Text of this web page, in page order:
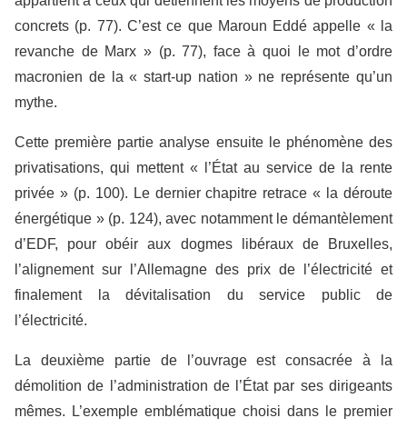
concrets (p. 77). C’est ce que Maroun Eddé appelle « la
revanche de Marx » (p. 77), face à quoi le mot d’ordre
macronien de la « start-up nation » ne représente qu’un
mythe.
Cette première partie analyse ensuite le phénomène des
privatisations, qui mettent « l’État au service de la rente
privée » (p. 100). Le dernier chapitre retrace « la déroute
énergétique » (p. 124), avec notamment le démantèlement
d’EDF, pour obéir aux dogmes libéraux de Bruxelles,
l’alignement sur l’Allemagne des prix de l’électricité et
finalement la dévitalisation du service public de
l’électricité.
La deuxième partie de l’ouvrage est consacrée à la
démolition de l’administration de l’État par ses dirigeants
mêmes. L’exemple emblématique choisi dans le premier